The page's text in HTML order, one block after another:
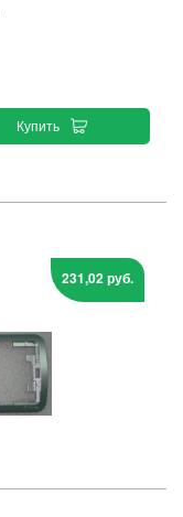
Купить
231,02 руб.